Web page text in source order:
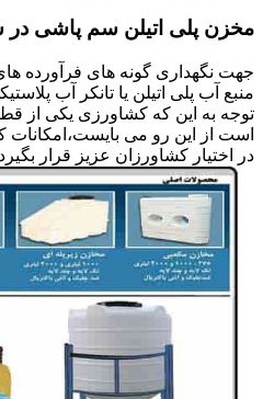
مخزن پلی اتیلن سم پاشی
جهت نگهداری گونه های فرآورده
منبع آب پلی اتیلن یا تانکر آب
توجه به این که کشاورزی یکی از
است از این رو می بایست،امکانات
در اختیار کشاورزان عزیز قرار